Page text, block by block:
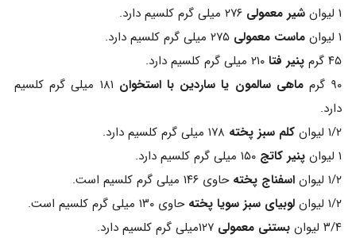
۱ لیوان
شیر معمولی
۱ لیوان
ماست معمولی
۴۵ گرم
پنیر فتا۲۱۰ میلی گرم کلسیم دارد.
۹۰ گرم
ماهی سالمون یا ساردین با استخوان
۱۸۱ میلی گرم کلسیم
دارد.
۱/۲ لیوان
کلم سبز پخته
۱ لیوان
پنیر کاتج
۱/۲ لیوان
اسفناج پخته حاوی ۱۴۶ میلی گرم کلسیم است.
۱/۲ لیوان
لوبیای سبز سویا پخته حاوی ۱۳۰ میلی گرم کلسیم است.
۳/۴ لیوان
بستنی معمولی